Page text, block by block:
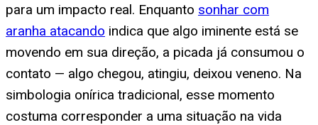
para um impacto real. Enquanto sonhar com
aranha atacando indica que algo iminente está se
movendo em sua direção, a picada já consumou o
contato — algo chegou, atingiu, deixou veneno. Na
simbologia onírica tradicional, esse momento
costuma corresponder a uma situação na vida